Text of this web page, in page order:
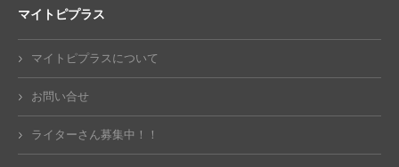
マイトピプラス
マイトピプラスについて
お問い合せ
ライターさん募集中！！